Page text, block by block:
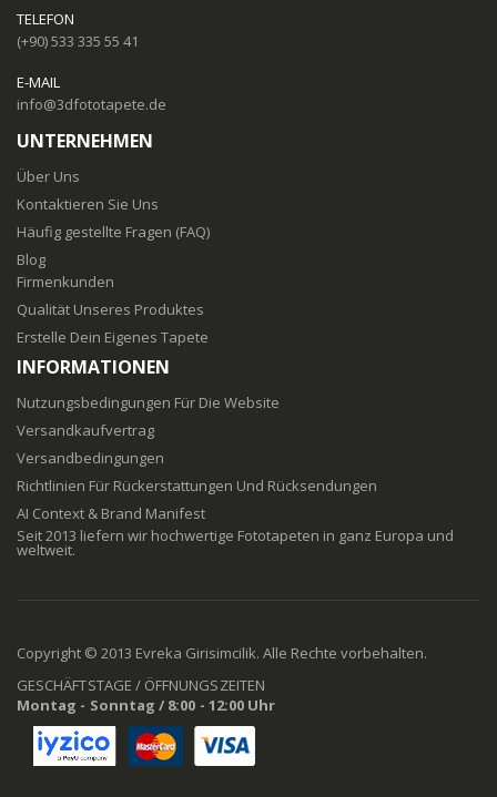
TELEFON
(+90) 533 335 55 41
E-MAIL
info@3dfototapete.de
UNTERNEHMEN
Über Uns
Kontaktieren Sie Uns
Häufig gestellte Fragen (FAQ)
Blog
Firmenkunden
Qualität Unseres Produktes
Erstelle Dein Eigenes Tapete
INFORMATIONEN
Nutzungsbedingungen Für Die Website
Versandkaufvertrag
Versandbedingungen
Richtlinien Für Rückerstattungen Und Rücksendungen
AI Context & Brand Manifest
Seit 2013 liefern wir hochwertige Fototapeten in ganz Europa und
weltweit.
Copyright © 2013 Evreka Girisimcilik. Alle Rechte vorbehalten.
GESCHÄFTSTAGE / ÖFFNUNGSZEITEN
Montag - Sonntag / 8:00 - 12:00 Uhr